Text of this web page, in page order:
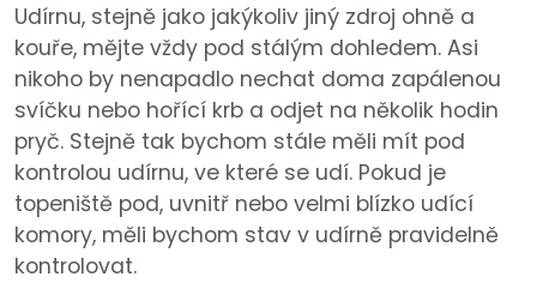
Udírnu, stejně jako jakýkoliv jiný zdroj ohně a
kouře, mějte vždy pod stálým dohledem. Asi
nikoho by nenapadlo nechat doma zapálenou
svíčku nebo hořící krb a odjet na několik hodin
pryč. Stejně tak bychom stále měli mít pod
kontrolou udírnu, ve které se udí. Pokud je
topeniště pod, uvnitř nebo velmi blízko udící
komory, měli bychom stav v udírně pravidelně
kontrolovat.